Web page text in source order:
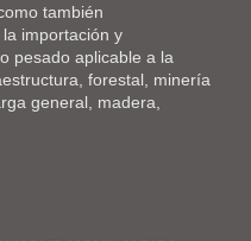
también
importación y
pesado aplicable a la
forestal, minería
general, madera,